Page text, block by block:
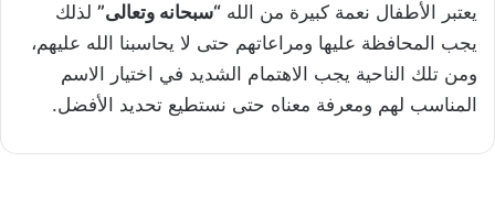
يعتبر الأطفال نعمة كبيرة من الله “سبحانه وتعالى” لذلك
يجب المحافظة عليها ومراعاتهم حتى لا يحاسبنا الله عليهم،
ومن تلك الناحية يجب الاهتمام الشديد في اختيار الاسم
المناسب لهم ومعرفة معناه حتى نستطيع تحديد الأفضل.